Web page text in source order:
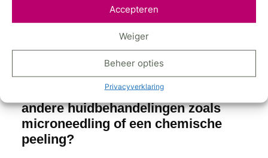
Accepteren
Weiger
Beheer opties
Privacyverklaring
behalen van de beste resultaten voor jouw
cliënten.
Veelgestelde vragen
Kan ik lichttherapie combineren met
andere huidbehandelingen zoals
microneedling of een chemische
peeling?